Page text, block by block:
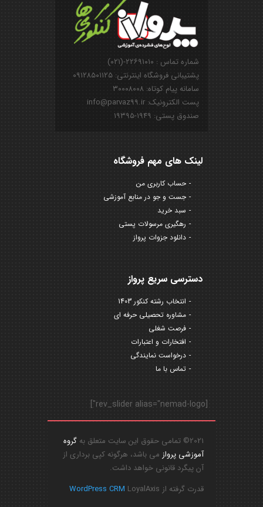
شماره تماس : ۲۲۶۹۱۰۱۰-(۰۲۱)
پشتیبانی فروشگاه اینترنتی: ۰۹۱۲۸۵۰۱۱۲۵
سامانه پیام کوتاه: ۳۰۰۰۸۰۰۸
پست الکترونیک: info@parvaz99.ir
صندوق پستی: ۱۹۴۹-۱۹۳۹۵
لینک های مهم فروشگاه
حساب کاربری من
جست و جو در منابع آموزشی
سبد خرید
رهگیری مرسولات پستی
دانلود جزوات پرواز
دسترسی سریع پرواز
انتخاب رشته کنکور 1403
مشاوره تحصیلی حرفه ای
فرصت شغلی
افتخارات و اعتبارات
درخواست نمایندگی
تماس با ما
[rev_slider alias="nemad-logo"]
2021© تمامی حقوق این سایت متعلق به
گروه
آموزشی پرواز می باشد، هرگونه کپی برداری از
آن پیگرد قانونی خواهد داشت.
قدرت گرفته از
WordPress CRM LoyalAxis